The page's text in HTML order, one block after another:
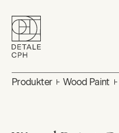
Produkter Wood Paint